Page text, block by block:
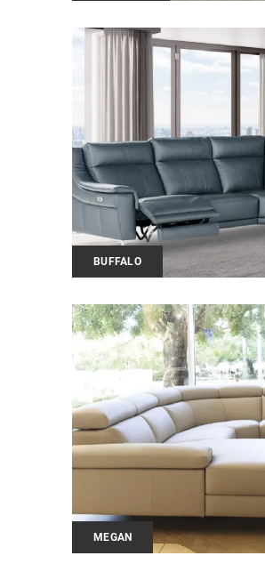
BUFFALO
MEGAN